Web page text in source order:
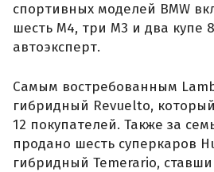
спортивных моделей BMW
шесть M4, три M3 и два купе
автоэксперт.
Самым востребованным
гибридный Revuelto,
12 покупателей. Также за
продано шесть суперкаров
гибридный Temerario,